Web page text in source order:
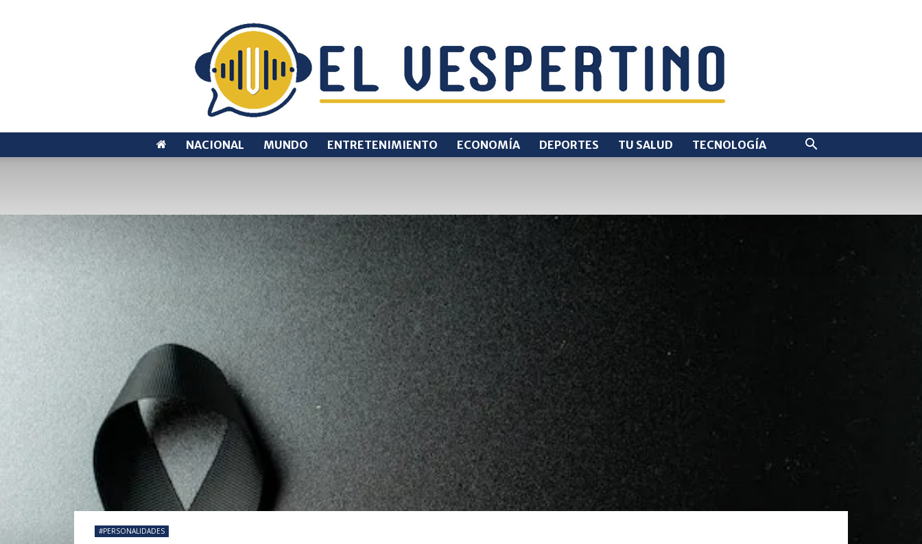
VESPERTINO
NACIONAL MUNDO ENTRETENIMIENTO ECONOMÍA DEPORTES TU SALUD TECNOLOGÍA
#PERSONALIDADES